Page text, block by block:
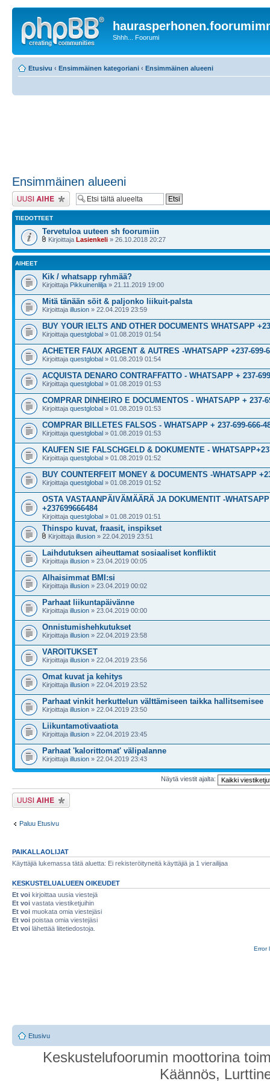
Shhh... Foorumi
Etusivu ‹ Ensimmäinen kategoriani ‹ Ensimmäinen alueeni
Ensimmäinen alueeni
Lähetä uusi viesti
TIEDOTTEET
Tervetuloa uuteen sh foorumiin
Kirjoittaja Lasienkeli » 26.10.2018 20:27
AIHEET
Kik / whatsapp ryhmää?
Kirjoittaja Pikkuinenlilja » 21.11.2019 19:00
Mitä tänään söit & paljonko liikuit-palsta
Kirjoittaja illusion » 22.04.2019 23:59
BUY YOUR IELTS AND OTHER DOCUMENTS WHATSAPP
Kirjoittaja questglobal » 01.08.2019 01:54
ACHETER FAUX ARGENT & AUTRES -WHATSAPP +237-699-
Kirjoittaja questglobal » 01.08.2019 01:54
ACQUISTA DENARO CONTRAFFATTO - WHATSAPP + 237-
Kirjoittaja questglobal » 01.08.2019 01:53
COMPRAR DINHEIRO E DOCUMENTOS - WHATSAPP + 237-
Kirjoittaja questglobal » 01.08.2019 01:53
COMPRAR BILLETES FALSOS - WHATSAPP + 237-699-666-
Kirjoittaja questglobal » 01.08.2019 01:53
KAUFEN SIE FALSCHGELD & DOKUMENTE -
Kirjoittaja questglobal » 01.08.2019 01:52
BUY COUNTERFEIT MONEY & DOCUMENTS -WHATSAPP
Kirjoittaja questglobal » 01.08.2019 01:52
OSTA VASTAANPÄIVÄMÄÄRÄ JA DOKUMENTIT -WHATSAPP
+237699666484
Kirjoittaja questglobal » 01.08.2019 01:51
Thinspo kuvat, fraasit, inspikset
Kirjoittaja illusion » 22.04.2019 23:51
Laihdutuksen aiheuttamat sosiaaliset konfliktit
Kirjoittaja illusion » 23.04.2019 00:05
Alhaisimmat BMI:si
Kirjoittaja illusion » 23.04.2019 00:02
Parhaat liikuntapäivänne
Kirjoittaja illusion » 23.04.2019 00:00
Onnistumishehkutukset
Kirjoittaja illusion » 22.04.2019 23:58
VAROITUKSET
Kirjoittaja illusion » 22.04.2019 23:56
Omat kuvat ja kehitys
Kirjoittaja illusion » 22.04.2019 23:52
Parhaat vinkit herkuttelun välttämiseen taikka hallitsemisee
Kirjoittaja illusion » 22.04.2019 23:50
Liikuntamotivaatiota
Kirjoittaja illusion » 22.04.2019 23:45
Parhaat 'kalorittomat' välipalanne
Kirjoittaja illusion » 22.04.2019 23:43
Näytä viestit ajalta:
Lähetä uusi viesti
Paluu Etusivu
PAIKALLAOLIJAT
Käyttäjiä lukemassa tätä aluetta: Ei rekisteröityneitä käyttäjiä ja 1 vierailijaa
KESKUSTELUALUEEN OIKEUDET
Et voi kirjoittaa uusia viestejä
Et voi vastata viestiketjuihin
Et voi muokata omia viestejäsi
Et voi poistaa omia viestejäsi
Et voi lähettää liitetiedostoja.
Error
Etusivu
Keskustelufoorumin moottorina
Käännös,